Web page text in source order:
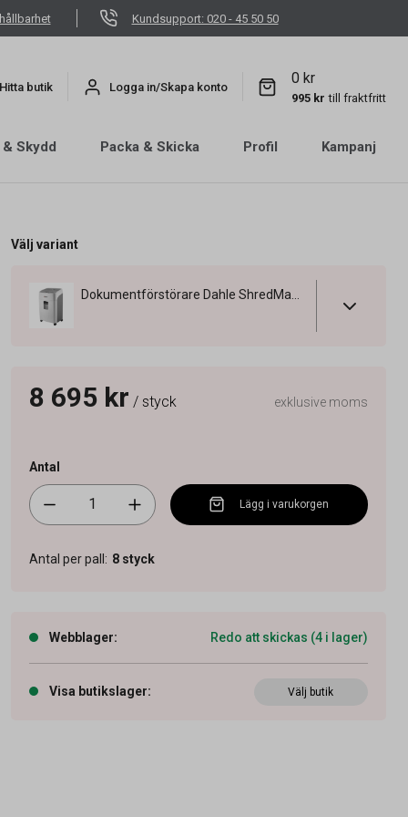
Kundsupport: 020 - 45 50 50
Hitta butik Logga in/Skapa konto
0 kr
995 kr till fraktfritt
Skydd Packa & Skicka Profil Kampanj
Välj variant
8 695 kr / styck exklusive moms
Antal
Lägg i varukorgen
Antal per pall : 8 styck
Webblager: Redo att skickas (4 i lager)
Visa butikslager: Välj butik